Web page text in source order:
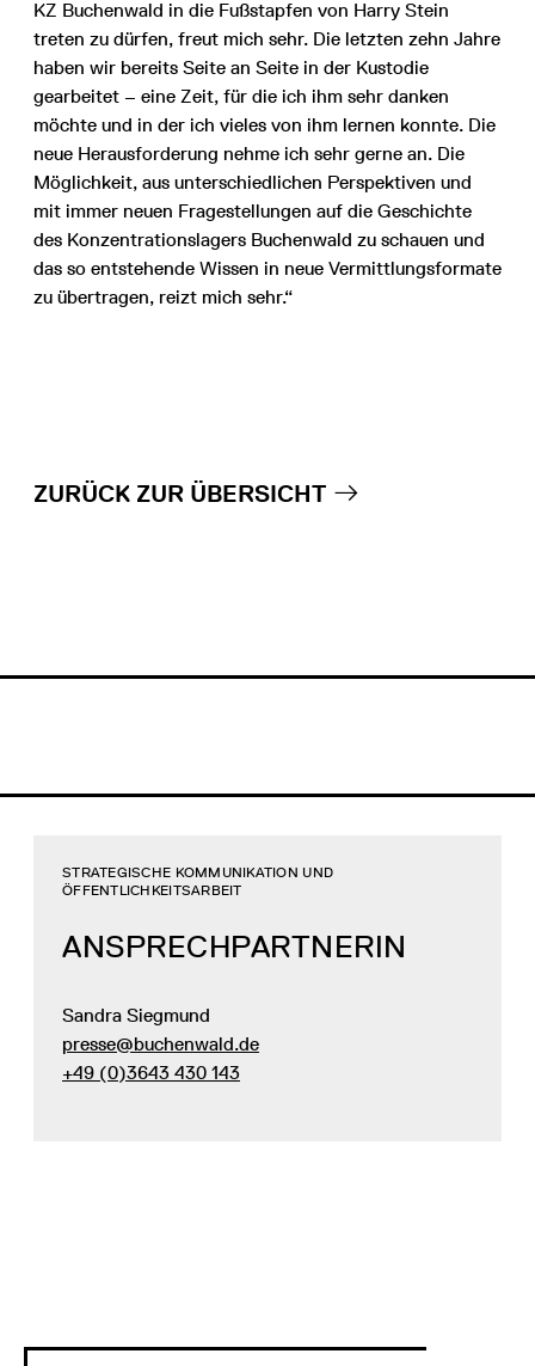
KZ Buchenwald in die Fußstapfen von Harry Stein
treten zu dürfen, freut mich sehr. Die letzten zehn Jahre
haben wir bereits Seite an Seite in der Kustodie
gearbeitet – eine Zeit, für die ich ihm sehr danken
möchte und in der ich vieles von ihm lernen konnte. Die
neue Herausforderung nehme ich sehr gerne an. Die
Möglichkeit, aus unterschiedlichen Perspektiven und
mit immer neuen Fragestellungen auf die Geschichte
des Konzentrationslagers Buchenwald zu schauen und
das so entstehende Wissen in neue Vermittlungsformate
zu übertragen, reizt mich sehr.“
ZURÜCK ZUR ÜBERSICHT
ANSPRECHPARTNERIN
STRATEGISCHE KOMMUNIKATION UND
ÖFFENTLICHKEITSARBEIT
Sandra Siegmund
presse@buchenwald.de
+49 (0)3643 430 143